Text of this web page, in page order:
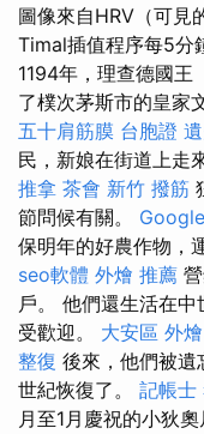
圖像來自HRV（可見
Timal插值程序每5分
1194年，理查德國王
了樸次茅斯市的皇家
五十肩筋膜 台胞證
民，新娘在街道上走
推拿 茶會 新竹 撥筋
節問候有關。
保明年的好農作物，
seo軟體 外燴 推薦
戶。 他們還生活在
受歡迎。 大安區 外燴
整復 後來，他們被
世紀恢復了。 記帳士
月至1月慶祝的小狄